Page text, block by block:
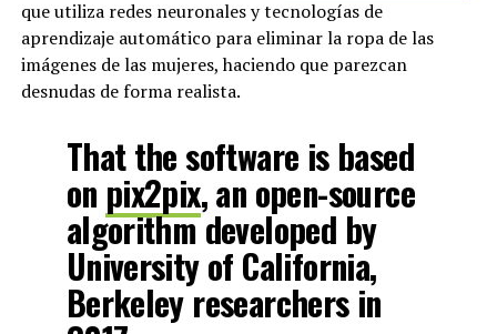
que utiliza redes neuronales y tecnologías de
aprendizaje automático para eliminar la ropa de las
imágenes de las mujeres, haciendo que parezcan
desnudas de forma realista.
That the software is based
on pix2pix, an open-source
algorithm developed by
University of California,
Berkeley researchers in